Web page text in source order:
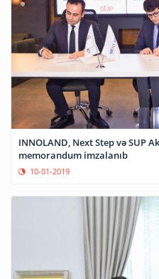
INNOLAND, Next Step və SUP
memorandum imzalanıb
10-01-2019